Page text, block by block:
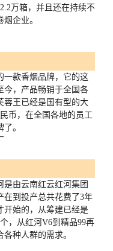
万箱，并且还在持续不
企业。
一款香烟品牌，它的这
今，产品畅销于全国各
蓉王已经是国有型的大
币，在全国各地的员工
。
由云南红云红河集团
在到投产总共花费了3年
开始的，从筹建已经是
个，从红河 V6到精品99再
种人群的需求。